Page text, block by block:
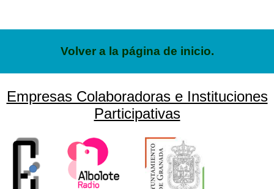
Volver a la página de inicio.
Empresas Colaboradoras e Instituciones
Participativas